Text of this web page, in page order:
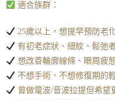
適合族群：
25歲以上，想提早預防老
有初老症狀、細紋、鬆弛
想改善輪廓線條、眼周疲
不想手術、不想修復期的
曾做電波/音波拉提但希望